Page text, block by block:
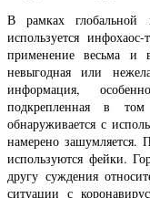
В рамках глобальной
используется
применение весьма и
невыгодная или
информация,
подкрепленная в
обнаруживается с
намерено зашумляется.
используются фейки.
другу суждения
ситуации с